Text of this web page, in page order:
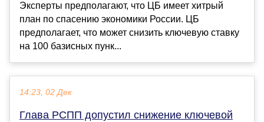
Эксперты предполагают, что ЦБ имеет хитрый
план по спасению экономики России. ЦБ
предполагает, что может снизить ключевую ставку
на 100 базисных пунк...
14:23, 02 Дек
Глава РСПП допустил снижение ключевой